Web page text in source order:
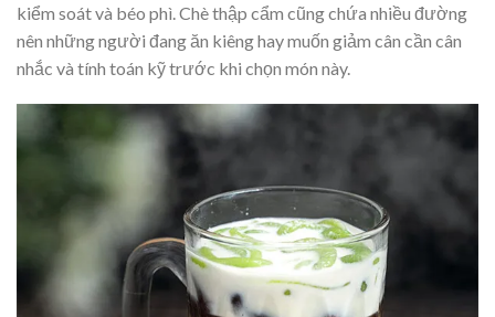
kiểm soát và béo phì. Chè thập cẩm cũng chứa nhiều đường
nên những người đang ăn kiêng hay muốn giảm cân cần cân
nhắc và tính toán kỹ trước khi chọn món này.